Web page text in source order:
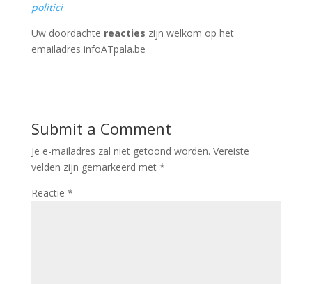
politici
Uw doordachte reacties zijn welkom op het
emailadres infoATpala.be
Submit a Comment
Je e-mailadres zal niet getoond worden. Vereiste
velden zijn gemarkeerd met *
Reactie *